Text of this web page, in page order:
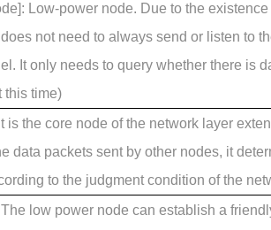
Low-power node. Due to the
not need to always send or listen to
It only needs to query whether there is
this time)
is the core node of the network layer
data packets sent by other nodes, it
to the judgment condition of the
low power node can establish a